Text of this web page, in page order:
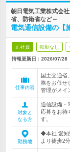
朝日電気工業株式会
省、防衛省など～
電気通信設備の【
正社員 転勤なし
情報更新日：2026/07/28
仕事内容
国土交通省
務をお任せ
管理がメイ
対象と
なる方
通信設備・
応募をお待
す。
勤務地
◆本社 愛知
より徒歩2